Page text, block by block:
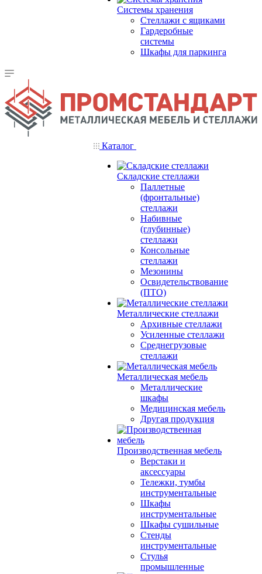
Системы хранения
Стеллажи с ящиками
Гардеробные
системы
Шкафы для паркинга
Каталог
Складские стеллажи
Паллетные
(фронтальные)
стеллажи
Набивные
(глубинные)
стеллажи
Консольные
стеллажи
Мезонины
Освидетельствование
(ПТО)
Металлические стеллажи
Архивные стеллажи
Усиленные стеллажи
Среднегрузовые
стеллажи
Металлическая мебель
Металлические
шкафы
Медицинская мебель
Другая продукция
Производственная мебель
Верстаки и
аксессуары
Тележки, тумбы
инструментальные
Шкафы
инструментальные
Шкафы сушильные
Стенды
инструментальные
Cтулья
промышленные